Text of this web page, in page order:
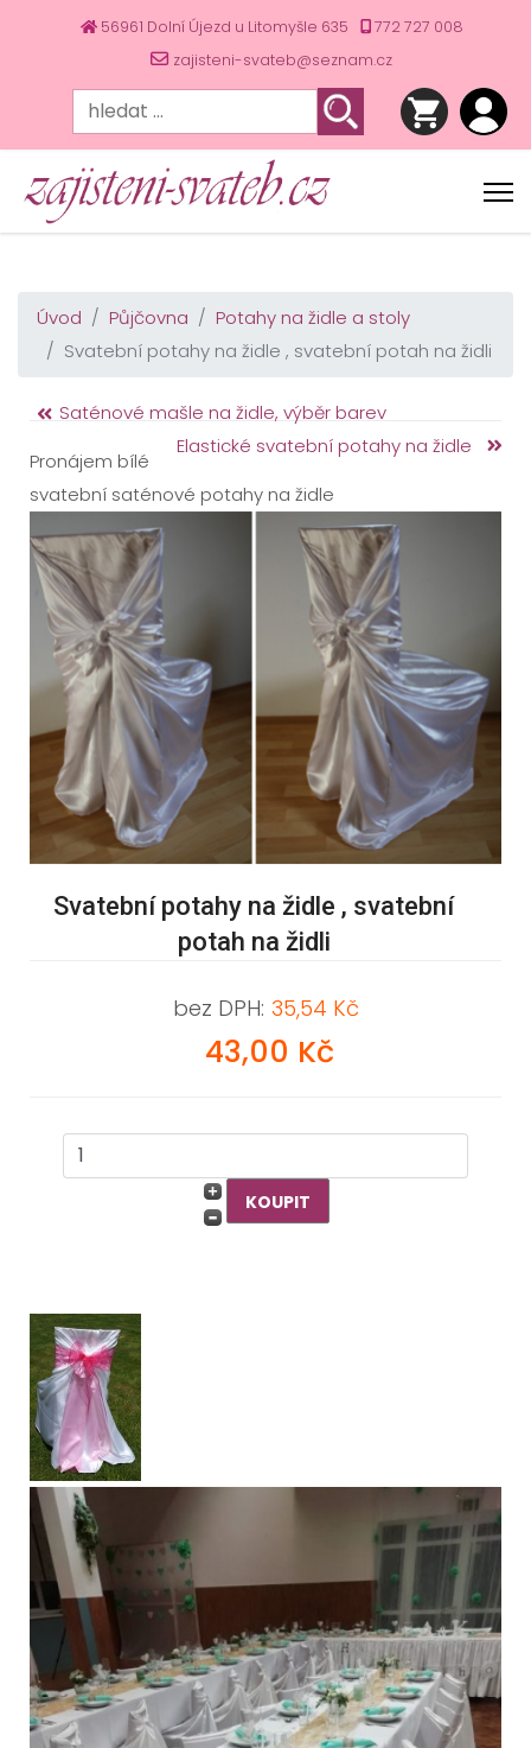
56961 Dolní Újezd u Litomyšle 635
772 727 008
zajisteni-svateb@seznam.cz
Úvod Půjčovna
Potahy na židle a stoly
Svatební potahy na židle , svatební potah na židli
Saténové mašle na židle, výběr barev
Elastické svatební potahy na židle
Pronájem bílé
svatební saténové potahy na židle
Svatební potahy na židle , svatební
potah na židli
bez DPH: 35,54 Kč
43,00 Kč